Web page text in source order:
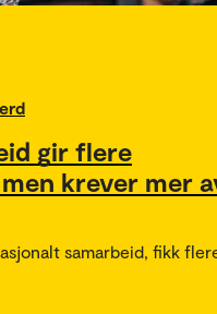
gir flere
krever mer
samarbeid, fikk